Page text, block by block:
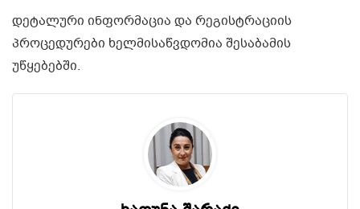
დეტალური ინფორმაცია და რეგისტრაციის
პროცედურები ხელმისაწვდომია შესაბამის
უწყებებში.